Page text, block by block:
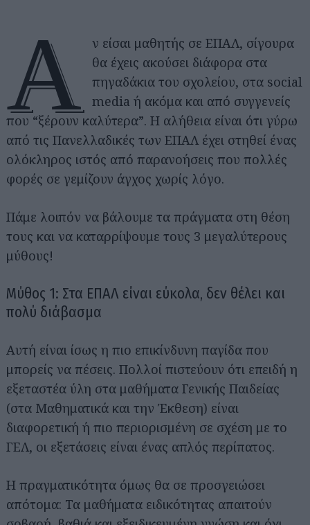
Α
ν είσαι μαθητής σε ΕΠΑΛ, σίγουρα
θα έχεις ακούσει διάφορα στα
πηγαδάκια του σχολείου, στα social
media ή ακόμα και από συγγενείς
που “ξέρουν καλύτερα”. Η αλήθεια είναι ότι γύρω
από τις Πανελλαδικές των ΕΠΑΛ έχει στηθεί ένας
ολόκληρος ιστός από παρανοήσεις που πολλές
φορές σε γεμίζουν άγχος χωρίς λόγο.
Πάμε λοιπόν να βάλουμε τα πράγματα στη θέση
τους και να καταρρίψουμε τους 3 μεγαλύτερους
μύθους!
Μύθος 1: Στα ΕΠΑΛ είναι εύκολα, δεν θέλει και
πολύ διάβασμα
Αυτή είναι ίσως η πιο επικίνδυνη παγίδα που
μπορείς να πέσεις. Πολλοί πιστεύουν ότι επειδή η
εξεταστέα ύλη στα μαθήματα Γενικής Παιδείας
(στα Μαθηματικά και την Έκθεση) είναι
διαφορετική ή πιο περιορισμένη σε σχέση με το
ΓΕΛ, οι εξετάσεις είναι ένας απλός περίπατος.
Η πραγματικότητα όμως θα σε προσγειώσει
απότομα: Τα μαθήματα ειδικότητας απαιτούν